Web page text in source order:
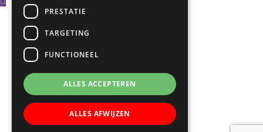
PRESTATIE
TARGETING
FUNCTIONEEL
ALLES ACCEPTEREN
ALLES AFWIJZEN